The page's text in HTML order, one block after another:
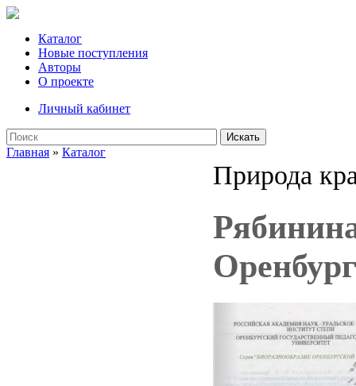
Каталог
Новые поступления
Авторы
О проекте
Личный кабинет
Искать
Главная » Каталог
Природа